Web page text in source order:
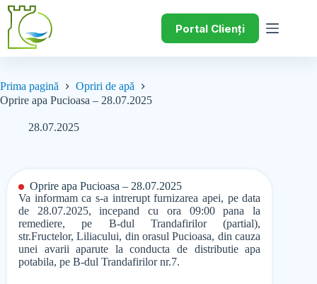
Portal Clienți
Prima pagină
Opriri de apă
Oprire apa Pucioasa – 28.07.2025
28.07.2025
Oprire apa Pucioasa – 28.07.2025
Va informam ca s-a intrerupt furnizarea apei, pe data
de 28.07.2025, incepand cu ora 09:00 pana la
remediere, pe B-dul Trandafirilor (partial),
str.Fructelor, Liliacului, din orasul Pucioasa, din cauza
unei avarii aparute la conducta de distributie apa
potabila, pe B-dul Trandafirilor nr.7.